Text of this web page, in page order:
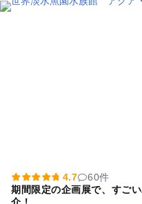
4.7
60件
期間限定の企画展で、すご
介！